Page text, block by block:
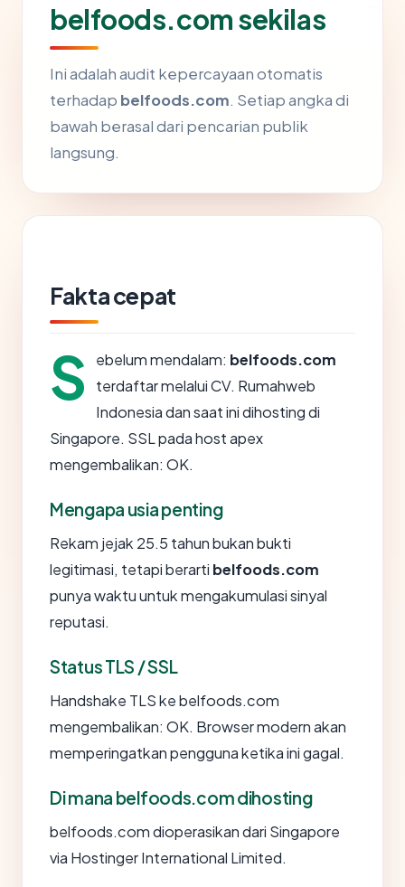
belfoods.com sekilas
Ini adalah audit kepercayaan otomatis
terhadap belfoods.com. Setiap angka di
bawah berasal dari pencarian publik
langsung.
Fakta cepat
S ebelum mendalam: belfoods.com
terdaftar melalui CV. Rumahweb
Indonesia dan saat ini dihosting di
Singapore. SSL pada host apex
mengembalikan: OK.
Mengapa usia penting
Rekam jejak 25.5 tahun bukan bukti
legitimasi, tetapi berarti belfoods.com
punya waktu untuk mengakumulasi sinyal
reputasi.
Status TLS / SSL
Handshake TLS ke belfoods.com
mengembalikan: OK. Browser modern akan
memperingatkan pengguna ketika ini gagal.
Di mana belfoods.com dihosting
belfoods.com dioperasikan dari Singapore
via Hostinger International Limited.